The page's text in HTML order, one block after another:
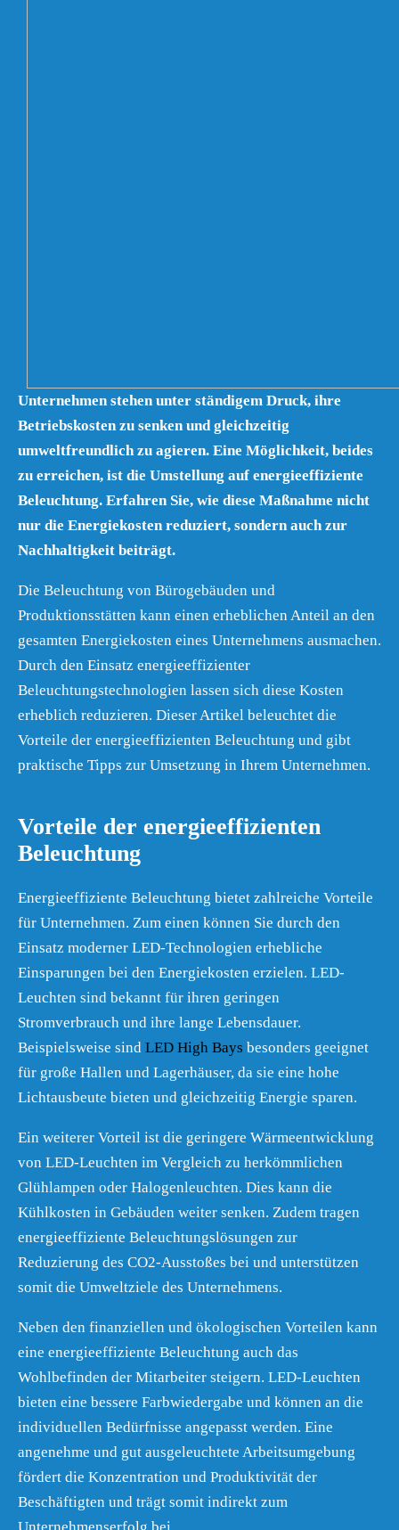
Unternehmen stehen unter ständigem Druck, ihre
Betriebskosten zu senken und gleichzeitig
umweltfreundlich zu agieren. Eine Möglichkeit, beides
zu erreichen, ist die Umstellung auf energieeffiziente
Beleuchtung. Erfahren Sie, wie diese Maßnahme nicht
nur die Energiekosten reduziert, sondern auch zur
Nachhaltigkeit beiträgt.
Die Beleuchtung von Bürogebäuden und
Produktionsstätten kann einen erheblichen Anteil an den
gesamten Energiekosten eines Unternehmens ausmachen.
Durch den Einsatz energieeffizienter
Beleuchtungstechnologien lassen sich diese Kosten
erheblich reduzieren. Dieser Artikel beleuchtet die
Vorteile der energieeffizienten Beleuchtung und gibt
praktische Tipps zur Umsetzung in Ihrem Unternehmen.
Vorteile der energieeffizienten
Beleuchtung
Energieeffiziente Beleuchtung bietet zahlreiche Vorteile
für Unternehmen. Zum einen können Sie durch den
Einsatz moderner LED-Technologien erhebliche
Einsparungen bei den Energiekosten erzielen. LED-
Leuchten sind bekannt für ihren geringen
Stromverbrauch und ihre lange Lebensdauer.
Beispielsweise sind LED High Bays besonders geeignet
für große Hallen und Lagerhäuser, da sie eine hohe
Lichtausbeute bieten und gleichzeitig Energie sparen.
Ein weiterer Vorteil ist die geringere Wärmeentwicklung
von LED-Leuchten im Vergleich zu herkömmlichen
Glühlampen oder Halogenleuchten. Dies kann die
Kühlkosten in Gebäuden weiter senken. Zudem tragen
energieeffiziente Beleuchtungslösungen zur
Reduzierung des CO2-Ausstoßes bei und unterstützen
somit die Umweltziele des Unternehmens.
Neben den finanziellen und ökologischen Vorteilen kann
eine energieeffiziente Beleuchtung auch das
Wohlbefinden der Mitarbeiter steigern. LED-Leuchten
bieten eine bessere Farbwiedergabe und können an die
individuellen Bedürfnisse angepasst werden. Eine
angenehme und gut ausgeleuchtete Arbeitsumgebung
fördert die Konzentration und Produktivität der
Beschäftigten und trägt somit indirekt zum